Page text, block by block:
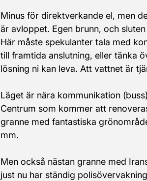
Minus för direktverkande el, men
är avloppet. Egen brunn, och
Här måste spekulanter tala med
till framtida anslutning, eller tänka
lösning ni kan leva. Att vattnet är
Läget är nära kommunikation
Centrum som kommer att
granne med fantastiska
mm.
Men också nästan granne med
just nu har ständig